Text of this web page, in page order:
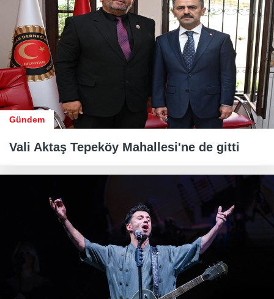
Gündem
Vali Aktaş Tepeköy Mahallesi'ne de gitti